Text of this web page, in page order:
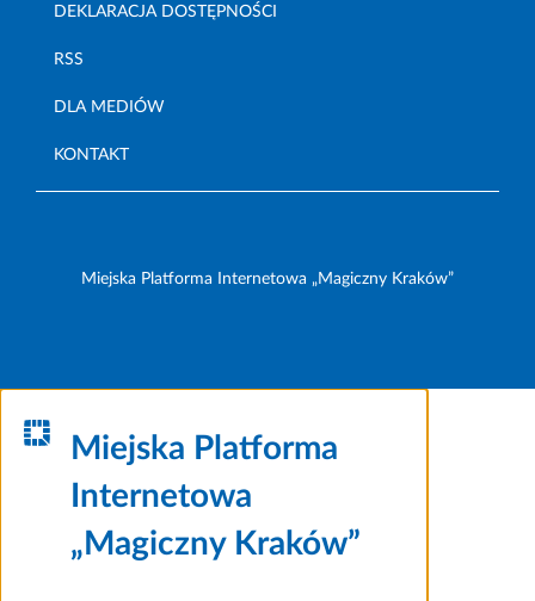
DEKLARACJA DOSTĘPNOŚCI
RSS
DLA MEDIÓW
KONTAKT
Miejska Platforma Internetowa „Magiczny Kraków”
Miejska Platforma
Internetowa
„Magiczny Kraków”